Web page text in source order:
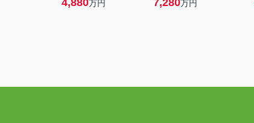
4,880万円 7,280万円